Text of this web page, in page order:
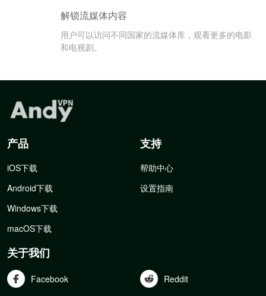
解锁流媒体内容
用户可以访问不同国家的流媒体库，观看更多的电影
和电视剧。
产品
iOS下载
Android下载
Windows下载
macOS下载
支持
帮助中心
设置指南
关于我们
Facebook Reddit